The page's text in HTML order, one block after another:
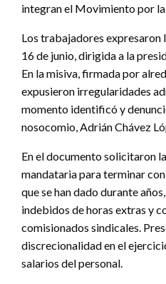
integran el Movimiento por
Los trabajadores expresaron
16 de junio, dirigida a la
En la misiva, firmada por
expusieron irregularidades
momento identificó y
nosocomio, Adrián Chávez
En el documento solicitaron
mandataria para terminar
que se han dado durante
indebidos de horas extras y
comisionados sindicales.
discrecionalidad en el
salarios del personal.